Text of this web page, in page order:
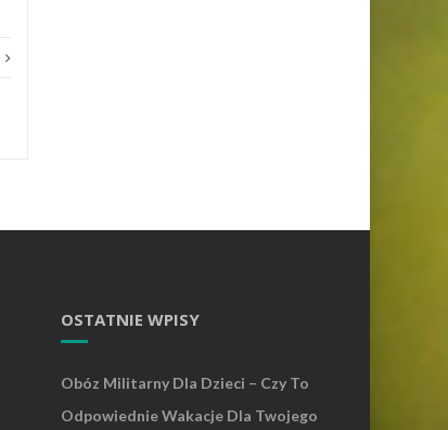
OSTATNIE WPISY
Obóz Militarny Dla Dzieci – Czy To
Odpowiednie Wakacje Dla Twojego